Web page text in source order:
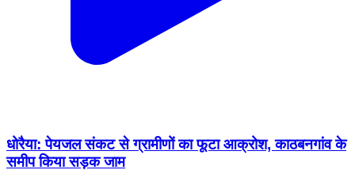
धोरैया: पेयजल संकट से ग्रामीणों का फूटा आक्रोश, काठबनगांव के
समीप किया सड़क जाम